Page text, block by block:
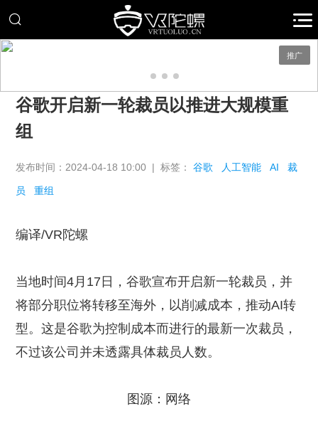
推广
谷歌开启新一轮裁员以推进大规模重
组
发布时间：2024-04-18 10:00 | 标签：谷歌 人工智能 AI 裁
员 重组
编译/VR陀螺
当地时间4月17日，谷歌宣布开启新一轮裁员，并
将部分职位将转移至海外，以削减成本，推动AI转
型。这是谷歌为控制成本而进行的最新一次裁员，
不过该公司并未透露具体裁员人数。
图源：网络